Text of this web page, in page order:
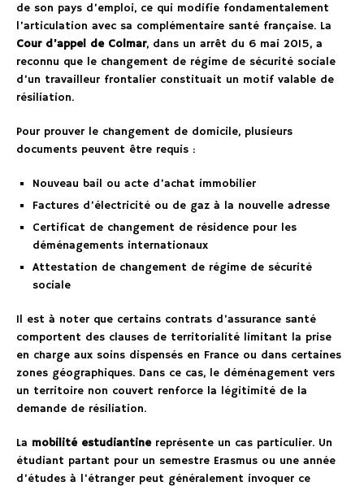
de son pays d’emploi, ce qui modifie fondamentalement
l’articulation avec sa complémentaire santé française. La
Cour d’appel de Colmar, dans un arrêt du 6 mai 2015, a
reconnu que le changement de régime de sécurité sociale
d’un travailleur frontalier constituait un motif valable de
résiliation.
Pour prouver le changement de domicile, plusieurs
documents peuvent être requis :
Nouveau bail ou acte d’achat immobilier
Factures d’électricité ou de gaz à la nouvelle adresse
Certificat de changement de résidence pour les
déménagements internationaux
Attestation de changement de régime de sécurité
sociale
Il est à noter que certains contrats d’assurance santé
comportent des clauses de territorialité limitant la prise
en charge aux soins dispensés en France ou dans certaines
zones géographiques. Dans ce cas, le déménagement vers
un territoire non couvert renforce la légitimité de la
demande de résiliation.
La mobilité estudiantinereprésente un cas particulier. Un
étudiant partant pour un semestre Erasmus ou une année
d’études à l’étranger peut généralement invoquer ce